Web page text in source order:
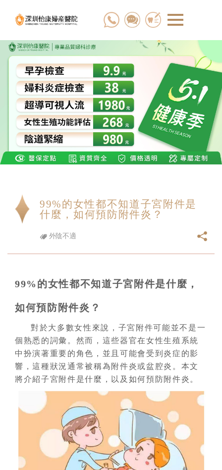
99%的女性都不知道子宮附件是
什麼，如何預防附件炎？
外陰不適
99%的女性都不知道子宮附件是什麼，
如何預防附件炎？
對於大多數女性來說，子宮附件可能並不是一
個熟悉的詞彙。然而，這些器官在女性生殖系統
中扮演著重要的角色，並且可能會受到炎症的影
響，這種狀況通常被稱為附件炎或盆腔炎。本文
將介紹子宮附件是什麼，以及如何預防附件炎。